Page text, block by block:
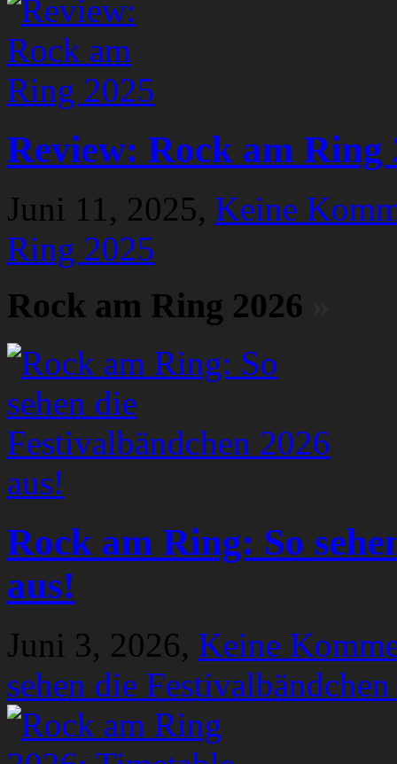
Review: Rock am Ring
Juni 11, 2025, Keine
Ring 2025
Rock am Ring 2026
Rock am Ring: So
aus!
Juni 3, 2026, Keine
sehen die